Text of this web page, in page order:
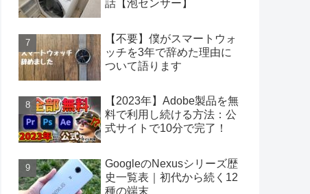
話【泡センサー】
【不要】僕がスマートウォ
ッチを3年で辞めた理由に
ついて語ります
【2023年】Adobe製品を無
料で利用し続ける方法：公
式サイトで10分で完了！
GoogleのNexusシリーズ歴
史一覧表｜初代から続く12
種の端末